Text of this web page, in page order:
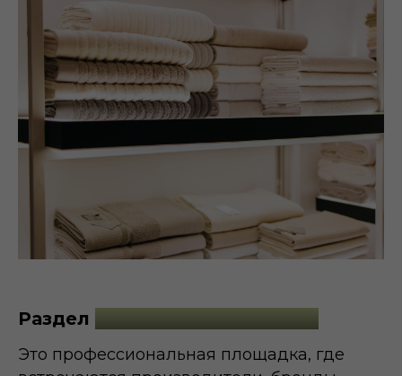
Раздел
Это профессиональная площадка, где